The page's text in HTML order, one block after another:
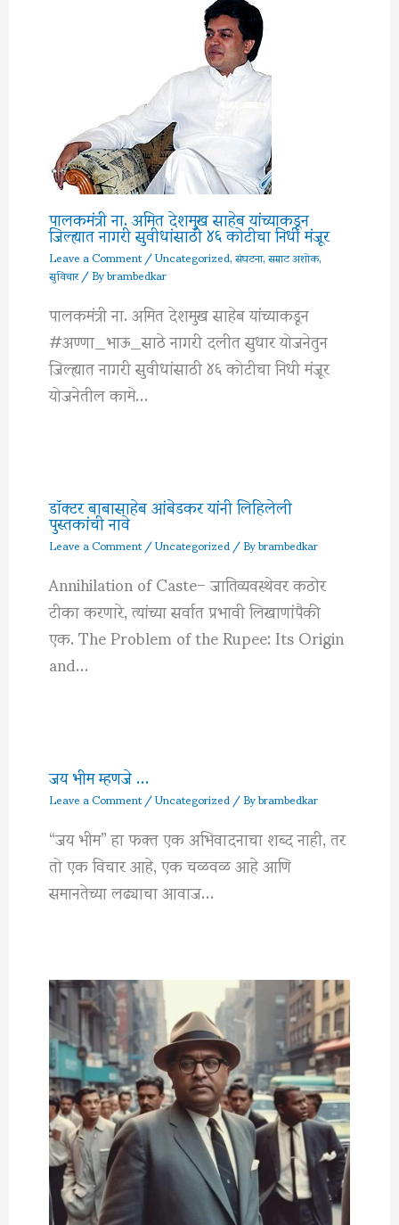
पालकमंत्री ना. अमित देशमुख साहेब यांच्याकडून
जिल्ह्यात नागरी सुवीधांसाठी ४६ कोटीचा निधी मंजूर
Leave a Comment/Uncategorized,संघटना,सम्राट अशोक,
सुविचार/ Bybrambedkar
पालकमंत्री ना. अमित देशमुख साहेब यांच्याकडून
#अण्णा_भाऊ_साठे नागरी दलीत सुधार योजनेतुन
जिल्ह्यात नागरी सुवीधांसाठी ४६ कोटीचा निधी मंजूर
योजनेतील कामे…
डॉक्टर बाबासाहेब आंबेडकर यांनी लिहिलेली
पुस्तकांची नावे
Leave a Comment/Uncategorized/ Bybrambedkar
Annihilation of Caste– जातिव्यवस्थेवर कठोर
टीका करणारे, त्यांच्या सर्वात प्रभावी लिखाणांपैकी
एक. The Problem of the Rupee: Its Origin
and…
जय भीम म्हणजे …
Leave a Comment/Uncategorized/ Bybrambedkar
“जय भीम” हा फक्त एक अभिवादनाचा शब्द नाही, तर
तो एक विचार आहे, एक चळवळ आहे आणि
समानतेच्या लढ्याचा आवाज…